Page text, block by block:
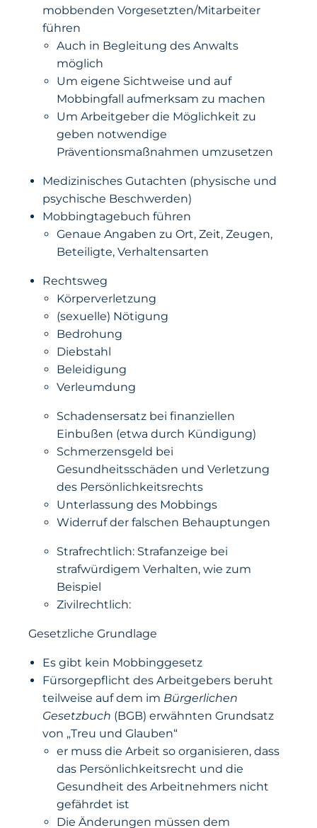
mobbenden Vorgesetzten/Mitarbeiter
führen
Auch in Begleitung des Anwalts
möglich
Um eigene Sichtweise und auf
Mobbingfall aufmerksam zu machen
Um Arbeitgeber die Möglichkeit zu
geben notwendige
Präventionsmaßnahmen umzusetzen
Medizinisches Gutachten (physische und
psychische Beschwerden)
Mobbingtagebuch führen
Genaue Angaben zu Ort, Zeit, Zeugen,
Beteiligte, Verhaltensarten
Rechtsweg
Körperverletzung
(sexuelle) Nötigung
Bedrohung
Diebstahl
Beleidigung
Verleumdung
Schadensersatz bei finanziellen
Einbußen (etwa durch Kündigung)
Schmerzensgeld bei
Gesundheitsschäden und Verletzung
des Persönlichkeitsrechts
Unterlassung des Mobbings
Widerruf der falschen Behauptungen
Strafrechtlich: Strafanzeige bei
strafwürdigem Verhalten, wie zum
Beispiel
Zivilrechtlich:
Gesetzliche Grundlage
Es gibt kein Mobbinggesetz
Fürsorgepflicht des Arbeitgebers beruht
teilweise auf dem im Bürgerlichen
Gesetzbuch (BGB) erwähnten Grundsatz
von „Treu und Glauben“
er muss die Arbeit so organisieren, dass
das Persönlichkeitsrecht und die
Gesundheit des Arbeitnehmers nicht
gefährdet ist
Die Änderungen müssen dem